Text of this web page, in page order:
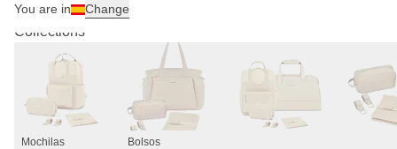
You are in Change
Collections
Mochilas
Bolsos